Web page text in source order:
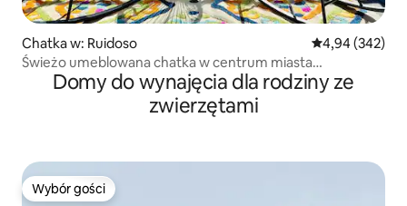
Chatka w: Ruidoso Średnia
4,94 (342)
Świeżo umeblowana chatka w centrum miasta
z widokiem, jacuzzi
Domy do wynajęcia dla rodziny ze
zwierzętami
Wybór gości
Wybór gości